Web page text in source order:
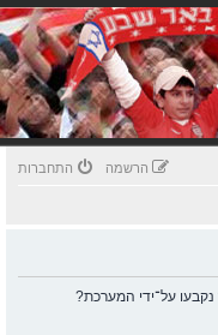
התחברות הרשמה
על־ידי המערכת?